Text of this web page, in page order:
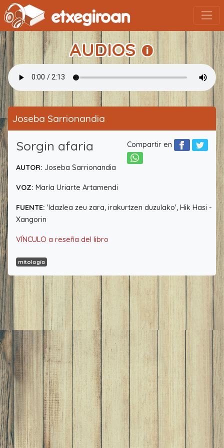
AUDIOS
Joseba Sarrionandia
Compartir en
Sorgin afaria
AUTOR: Joseba Sarrionandia
VOZ: María Uriarte Artamendi
FUENTE: 'Idazlea zeu zara, irakurtzen duzulako', Hik Hasi -
Xangorin
VÍNCULO a reseña del libro
mitología